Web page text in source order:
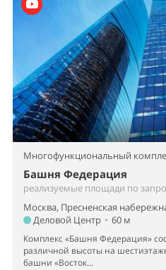
Многофункциональный
Башня Федерация
реализуемые площади по
Москва, Пресненская
Деловой Центр • 60 м
Комплекс «Башня Федерация»
различной высоты на
башни «Восток...